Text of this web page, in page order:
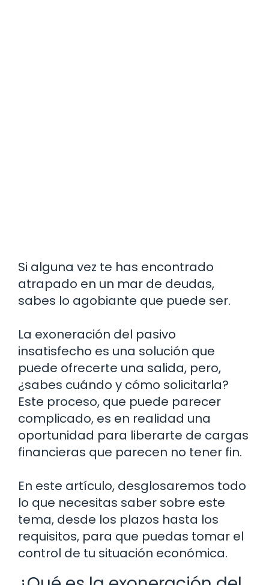
Si alguna vez te has encontrado
atrapado en un mar de deudas,
sabes lo agobiante que puede ser.
La exoneración del pasivo
insatisfecho es una solución que
puede ofrecerte una salida, pero,
¿sabes cuándo y cómo solicitarla?
Este proceso, que puede parecer
complicado, es en realidad una
oportunidad para liberarte de cargas
financieras que parecen no tener fin.
En este artículo, desglosaremos todo
lo que necesitas saber sobre este
tema, desde los plazos hasta los
requisitos, para que puedas tomar el
control de tu situación económica.